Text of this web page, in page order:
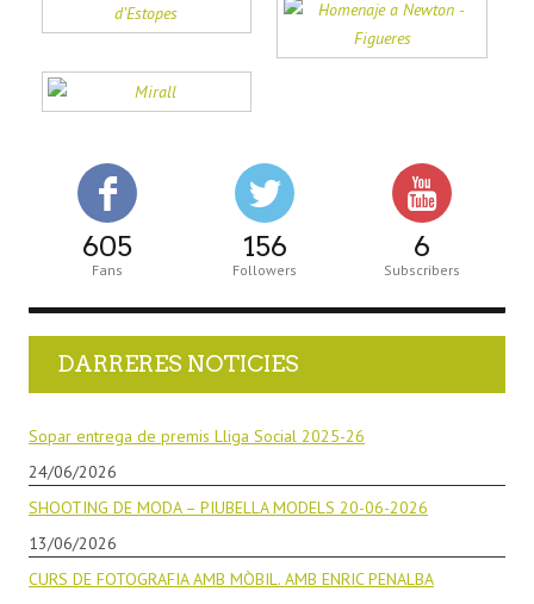
605
Fans
156
Followers
6
Subscribers
DARRERES NOTICIES
Sopar entrega de premis Lliga Social 2025-26
24/06/2026
SHOOTING DE MODA – PIUBELLA MODELS 20-06-2026
13/06/2026
CURS DE FOTOGRAFIA AMB MÒBIL. AMB ENRIC PENALBA